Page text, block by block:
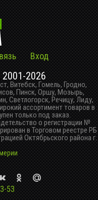
Вход
2026
Витебск, Гомель, Гродно,
Пинск, Оршу, Мозырь,
Светлогорск, Речицу, Лиду,
ассортимент товаров в
только под заказ.
о регистрации №
в Торговом реестре РБ
Октябрьского района г.
53